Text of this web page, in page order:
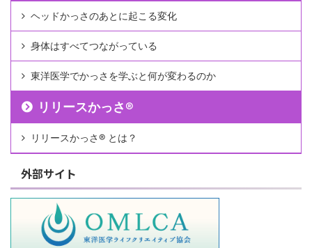
ヘッドかっさのあとに起こる変化
身体はすべてつながっている
東洋医学でかっさを学ぶと何が変わるのか
リリースかっさ®︎
リリースかっさ®︎ とは？
外部サイト